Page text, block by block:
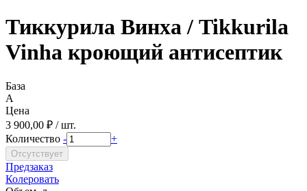
Тиккурила Винха / Tikkurila
Vinha кроющий антисептик
База
A
Цена
3 900,00 ₽ / шт.
Количество - +
Предзаказ
Колеровать